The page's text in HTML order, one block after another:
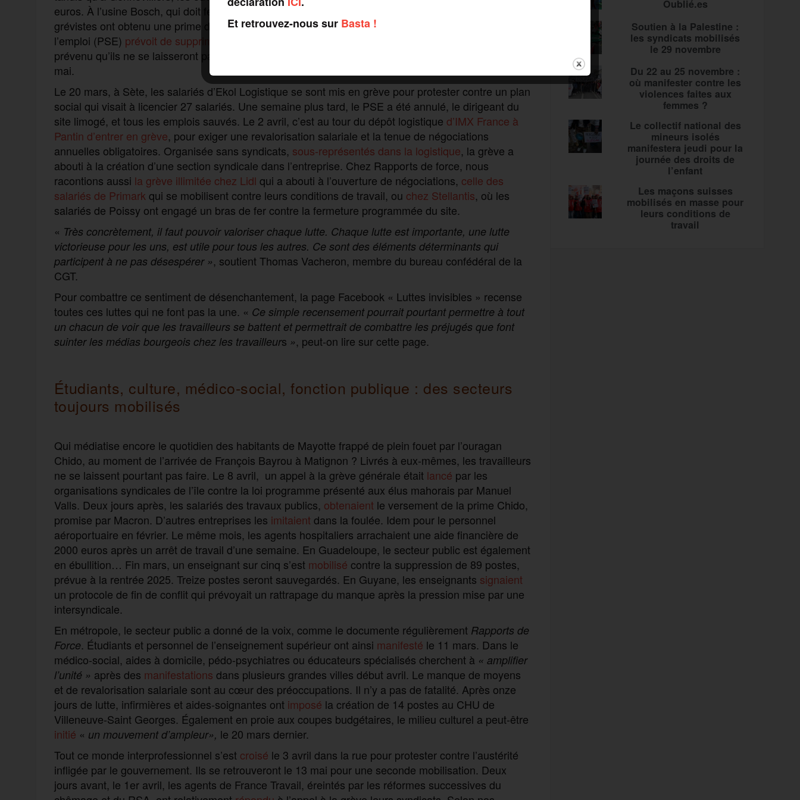
euros. À l’usine Bosch, qui doit fermer ses portes en laissant sur le carreau les 400 salariés, les
grévistes ont obtenu une prime de fermeture. Chez Arcelor Mittal, où un plan de sauvegarde de
l’emploi (PSE) prévoit de supprimer 600 emplois
prévenu qu’ils ne se laisseront pas faire et appellent à une large mobilisation à Dunkerque le 1er
mai.
Le 20 mars, à Sète, les salariés d’Ekol Logistique se sont mis en grève pour protester contre un plan
social qui visait à licencier 27 salariés. Une semaine plus tard, le PSE a été annulé, le dirigeant du
site limogé, et tous les emplois sauvés. Le 2 avril, c’est au tour du dépôt logistique d’IMX France à
Pantin d’entrer en grève, pour exiger une revalorisation salariale et la tenue de négociations
annuelles obligatoires. Organisée sans syndicats, sous-représentés dans la logistique, la grève a
abouti à la création d’une section syndicale dans l’entreprise. Chez Rapports de force, nous
racontions aussi la grève illimitée chez Lidl qui a abouti à l’ouverture de négociations, celle des
salariés de Primark qui se mobilisent contre leurs conditions de travail, ou chez Stellantis, où les
salariés de Poissy ont engagé un bras de fer contre la fermeture programmée du site.
« Très concrètement, il faut pouvoir valoriser chaque lutte. Chaque lutte est importante, une lutte
victorieuse pour les uns, est utile pour tous les autres. Ce sont des éléments déterminants qui
participent à ne pas désespérer », soutient Thomas Vacheron, membre du bureau confédéral de la
CGT.
Pour combattre ce sentiment de désenchantement, la page Facebook « Luttes invisibles » recense
toutes ces luttes qui ne font pas la une. « Ce simple recensement pourrait pourtant permettre à tout
un chacun de voir que les travailleurs se battent et permettrait de combattre les préjugés que font
suinter les médias bourgeois chez les travailleurs », peut-on lire sur cette page.
Étudiants, culture, médico-social, fonction publique : des secteurs
toujours mobilisés
Qui médiatise encore le quotidien des habitants de Mayotte frappé de plein fouet par l’ouragan
Chido, au moment de l’arrivée de François Bayrou à Matignon ? Livrés à eux-mêmes, les travailleurs
ne se laissent pourtant pas faire. Le 8 avril, un appel à la grève générale était lancé par les
organisations syndicales de l’île contre la loi programme présenté aux élus mahorais par Manuel
Valls. Deux jours après, les salariés des travaux publics, obtenaient le versement de la prime Chido,
promise par Macron. D’autres entreprises les imitaient dans la foulée. Idem pour le personnel
aéroportuaire en février. Le même mois, les agents hospitaliers arrachaient une aide financière de
2000 euros après un arrêt de travail d’une semaine. En Guadeloupe, le secteur public est également
en ébullition… Fin mars, un enseignant sur cinq s’est mobilisé contre la suppression de 89 postes,
prévue à la rentrée 2025. Treize postes seront sauvegardés. En Guyane, les enseignants signaient
un protocole de fin de conflit qui prévoyait un rattrapage du manque après la pression mise par une
intersyndicale.
En métropole, le secteur public a donné de la voix, comme le documente régulièrement Rapports de
Force. Étudiants et personnel de l’enseignement supérieur ont ainsi manifesté le 11 mars. Dans le
médico-social, aides à domicile, pédo-psychiatres ou éducateurs spécialisés cherchent à « amplifier
l’unité » après des manifestations dans plusieurs grandes villes début avril. Le manque de moyens
et de revalorisation salariale sont au cœur des préoccupations. Il n’y a pas de fatalité. Après onze
jours de lutte, infirmières et aides-soignantes ont imposé la création de 14 postes au CHU de
Villeneuve-Saint Georges. Également en proie aux coupes budgétaires, le milieu culturel a peut-être
initié « un mouvement d’ampleur», le 20 mars dernier.
Tout ce monde interprofessionnel s’est croisé le 3 avril dans la rue pour protester contre l’austérité
infligée par le gouvernement. Ils se retrouveront le 13 mai pour une seconde mobilisation. Deux
jours avant, le 1er avril, les agents de France Travail, éreintés par les réformes successives du
Oublié.es
Soutien à la Palestine :
les syndicats mobilisés
le 29 novembre
Du 22 au 25 novembre :
où manifester contre les
violences faites aux
femmes ?
Le collectif national des
mineurs isolés
manifestera jeudi pour la
journée des droits de
l’enfant
Les maçons suisses
mobilisés en masse pour
leurs conditions de
travail
Et retrouvez-nous sur Basta !